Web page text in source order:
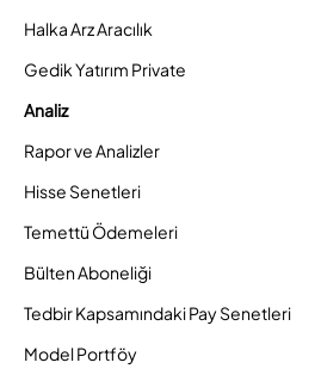
Halka Arz Aracılık
Gedik Yatırım Private
Analiz
Rapor ve Analizler
Hisse Senetleri
Temettü Ödemeleri
Bülten Aboneliği
Tedbir Kapsamındaki Pay Senetleri
Model Portföy